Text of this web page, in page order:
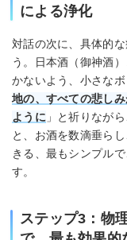
による浄化
対話の次に、具体的
う。日本酒（御神酒
かないよう、小さな
地の、すべての悲し
ように 」と祈りなが
と、お酒を数滴垂ら
きる、最もシンプル
す。
ステップ3：物